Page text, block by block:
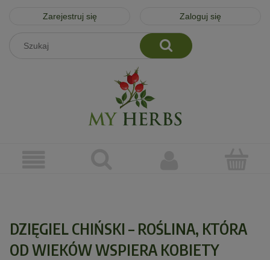
Zarejestruj się Zaloguj się
DZIĘGIEL CHIŃSKI – ROŚLINA, KTÓRA
OD WIEKÓW WSPIERA KOBIETY